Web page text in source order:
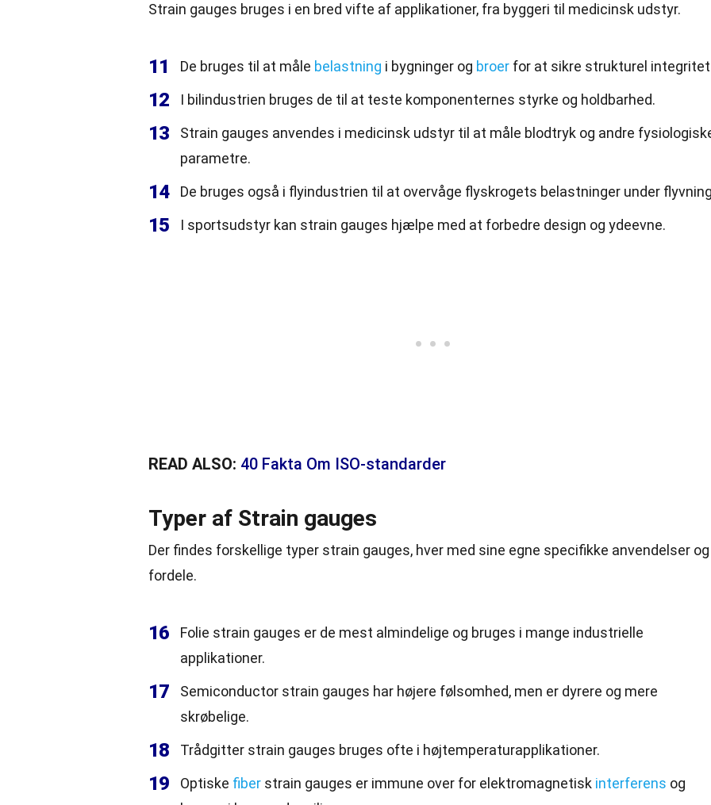
Strain gauges bruges i en bred vifte af applikationer, fra byggeri til medicinsk udstyr.
11 De bruges til at måle belastning i bygninger og broer for at sikre strukturel
12 I bilindustrien bruges de til at teste komponenternes styrke og holdbarhed.
13
Strain gauges anvendes i medicinsk udstyr til at måle blodtryk og andre
parametre.
14 De bruges også i flyindustrien til at overvåge flyskrogets belastninger under
15 I sportsudstyr kan strain gauges hjælpe med at forbedre design og ydeevne.
READ ALSO: 40 Fakta Om ISO-standarder
Typer af Strain gauges
Der findes forskellige typer strain gauges, hver med sine egne specifikke anvendelser og
fordele.
16
Folie strain gauges er de mest almindelige og bruges i mange industrielle
applikationer.
17
Semiconductor strain gauges har højere følsomhed, men er dyrere og mere
skrøbelige.
18 Trådgitter strain gauges bruges ofte i højtemperaturapplikationer.
19 Optiske fiber strain gauges er immune over for elektromagnetisk interferens og